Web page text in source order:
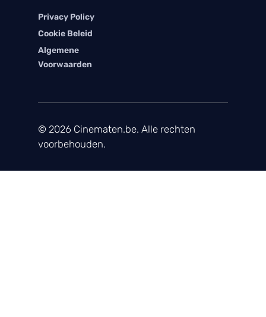
Privacy Policy
Cookie Beleid
Algemene
Voorwaarden
© 2026 Cinematen.be. Alle rechten
voorbehouden.